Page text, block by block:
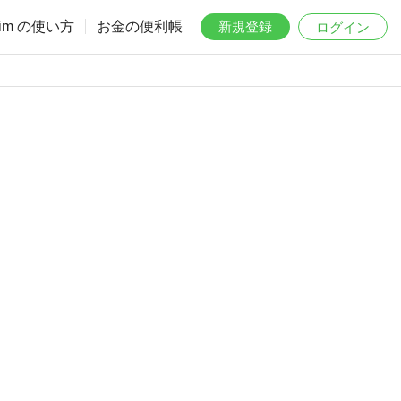
の使い方 お金の便利帳 新規登録 ログイン